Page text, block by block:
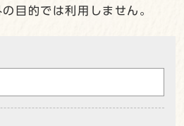
目的では利用しません。